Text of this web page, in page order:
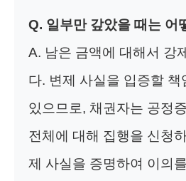
Q. 일부만 갚았을 때는 어
A. 남은 금액에 대해서 강
다. 변제 사실을 입증할 책
있으므로, 채권자는 공정
전체에 대해 집행을 신청
제 사실을 증명하여 이의